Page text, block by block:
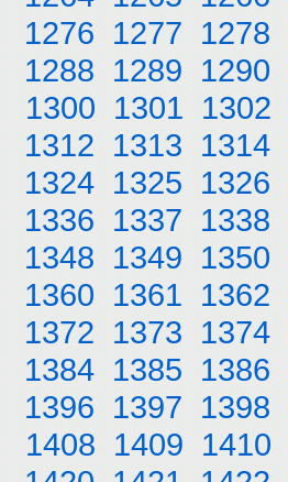
1276 1277 1278
1288 1289 1290
1300 1301 1302
1312 1313 1314
1324 1325 1326
1336 1337 1338
1348 1349 1350
1360 1361 1362
1372 1373 1374
1384 1385 1386
1396 1397 1398
1408 1409 1410